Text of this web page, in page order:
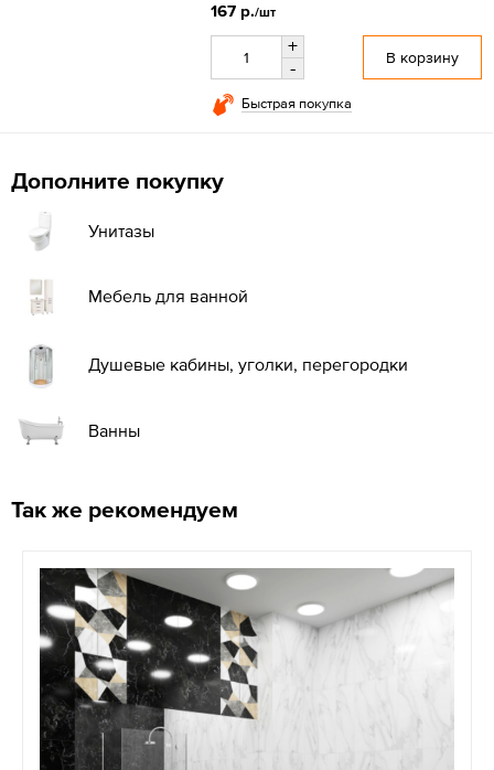
167 р./шт
+
-
В корзину
Быстрая покупка
Дополните покупку
Унитазы
Мебель для ванной
Душевые кабины, уголки, перегородки
Ванны
Так же рекомендуем